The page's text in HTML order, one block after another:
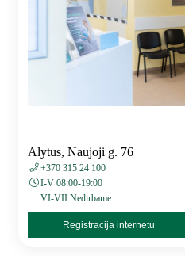
Alytus, Naujoji g. 76
+370 315 24 100
I-V 08:00-19:00
VI-VII Nedirbame
Registracija internetu